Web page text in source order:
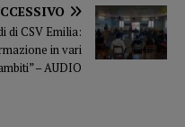
di CSV Emilia:
in vari
– AUDIO